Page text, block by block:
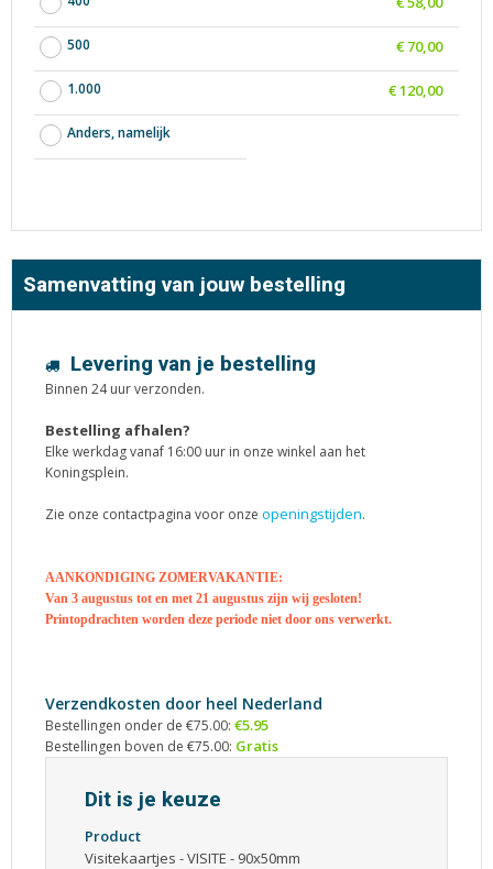
500
1.000
Anders, namelijk
€ 70,00
€ 120,00
Samenvatting van jouw bestelling
Levering van je bestelling
Binnen 24 uur verzonden.
Bestelling afhalen?
Elke werkdag vanaf 16:00 uur in onze winkel aan het
Koningsplein.
Zie onze contactpagina voor onze openingstijden.
AANKONDIGING ZOMERVAKANTIE:
Van 3 augustus tot en met 21 augustus zijn wij gesloten!
Printopdrachten worden deze periode niet door ons verwerkt.
Verzendkosten door heel Nederland
Bestellingen onder de €75.00: €5.95
Bestellingen boven de €75.00: Gratis
Dit is je keuze
Product
Visitekaartjes - VISITE - 90x50mm